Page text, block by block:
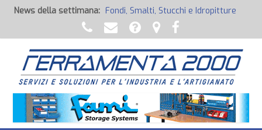
News della settimana: Fondi, Smalti, Stucchi e Idropitture
Potenza Inaspettata
Raccorderia pneumatica
Attrezzature professionali a batteria
Ancoraggi chimici